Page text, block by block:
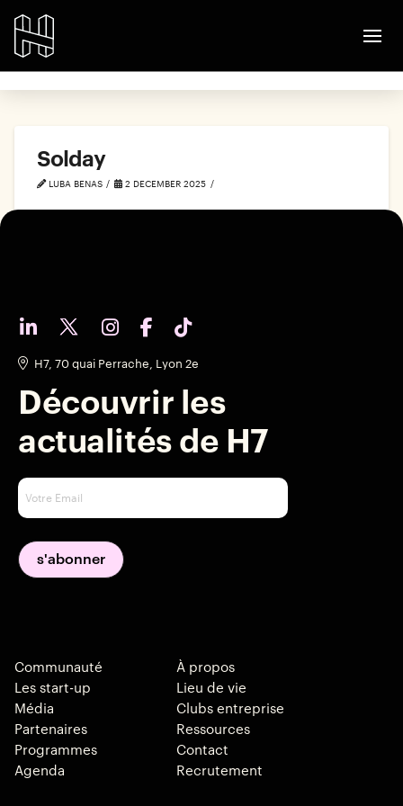
Solday
LUBA BENAS 2 DECEMBER 2025
H7, 70 quai Perrache, Lyon 2e
Découvrir les
actualités de H7
Communauté
Les start-up
Média
Partenaires
Programmes
Agenda
À propos
Lieu de vie
Clubs entreprise
Ressources
Contact
Recrutement